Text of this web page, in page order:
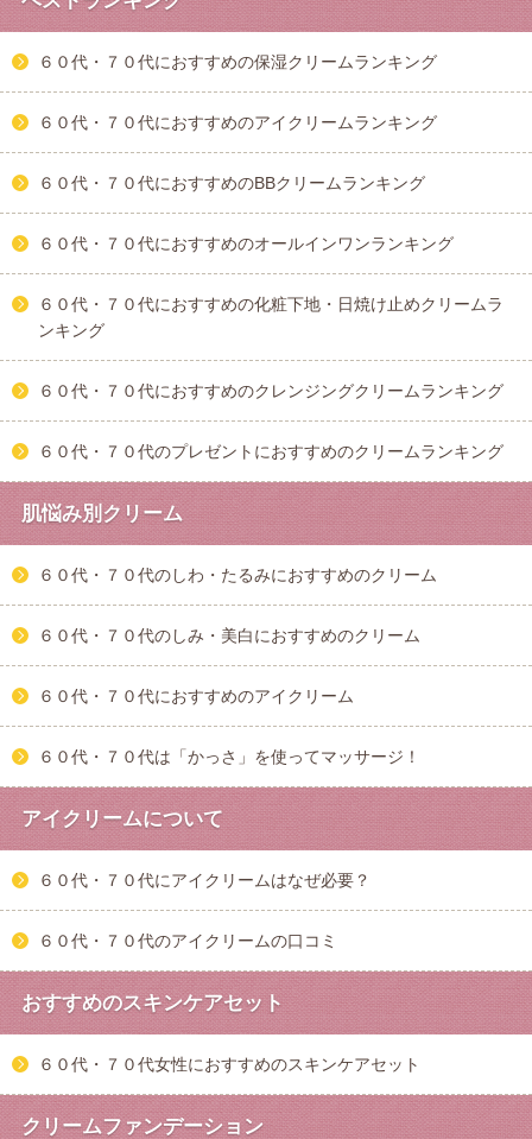
６０代・７０代におすすめの保湿クリームランキング
６０代・７０代におすすめのアイクリームランキング
６０代・７０代におすすめのBBクリームランキング
６０代・７０代におすすめのオールインワンランキング
６０代・７０代におすすめの化粧下地・日焼け止めクリームラ
ンキング
６０代・７０代におすすめのクレンジングクリームランキング
６０代・７０代のプレゼントにおすすめのクリームランキング
肌悩み別クリーム
６０代・７０代のしわ・たるみにおすすめのクリーム
６０代・７０代のしみ・美白におすすめのクリーム
６０代・７０代におすすめのアイクリーム
６０代・７０代は「かっさ」を使ってマッサージ！
アイクリームについて
６０代・７０代にアイクリームはなぜ必要？
６０代・７０代のアイクリームの口コミ
おすすめのスキンケアセット
６０代・７０代女性におすすめのスキンケアセット
クリームファンデーション